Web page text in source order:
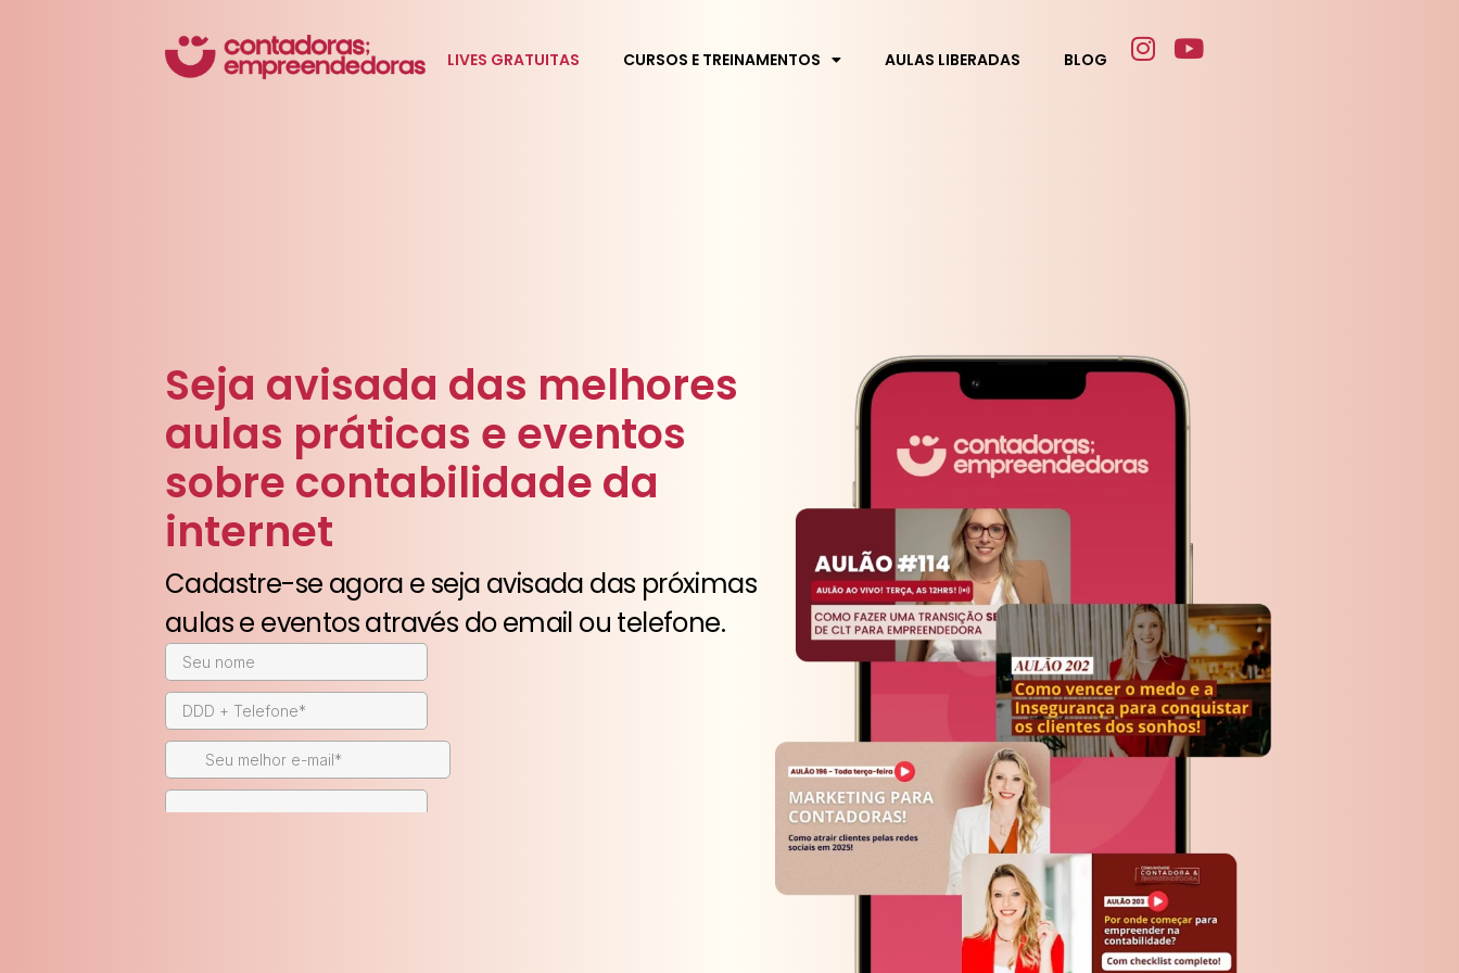
LIVES GRATUITAS CURSOS E TREINAMENTOS AULAS LIBERADAS BLOG
Seja avisada das melhores
aulas práticas e eventos
sobre contabilidade da
internet
Cadastre-se agora e seja avisada das próximas
aulas e eventos através do email ou telefone.